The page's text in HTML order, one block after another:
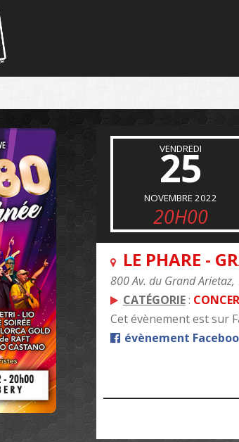
VENDREDI
25
NOVEMBRE 2022
20H00
LE PHARE -
800 Av. du Grand
CATÉGORIE:
Cet évènement est sur
évènement